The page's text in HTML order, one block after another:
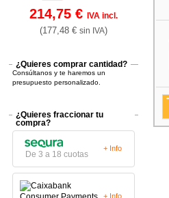
214,75 €IVA incl.
(177,48 €sin IVA)
¿Quieres comprar cantidad?
Consúltanos y te haremos un
presupuesto personalizado.
¿Quieres fraccionar tu
compra?
De 3 a 18 cuotas
+ Info
+ Info